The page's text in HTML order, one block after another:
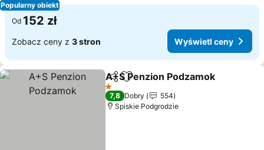
Popularny obiekt
Od 152 zł
Zobacz ceny z 3 stron Wyświetl ceny
Udostępnij
Dodaj do ulubionych
A+S Penzion Podzamok
1 Kategoria
7,8 Dobry
554
Spiskie Podgrodzie